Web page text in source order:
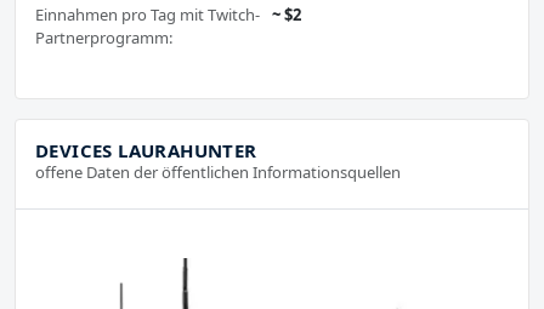
Einnahmen pro Tag mit Twitch-
Partnerprogramm:
~ $2
DEVICES LAURAHUNTER
offene Daten der öffentlichen Informationsquellen